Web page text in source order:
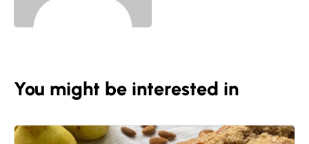
You might be interested in